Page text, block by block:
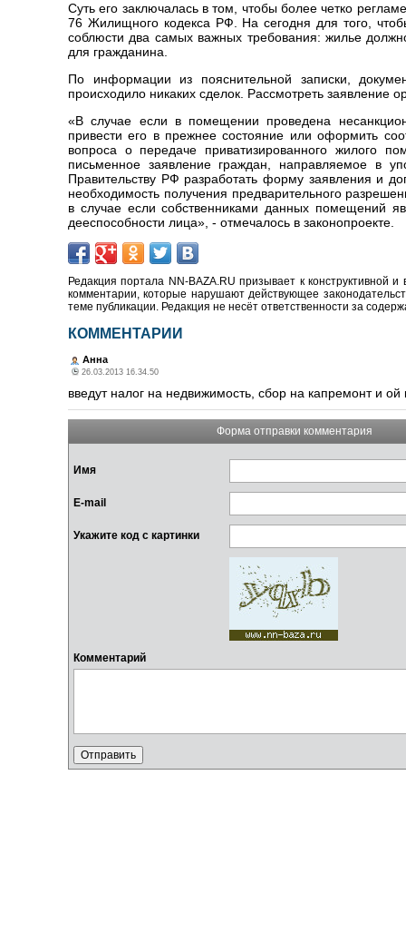
Суть его заключалась в том, чтобы более четко
76 Жилищного кодекса РФ. На сегодня для того,
соблюсти два самых важных требования: жилье
для гражданина.
По информации из пояснительной записки,
происходило никаких сделок. Рассмотреть заявление
«В случае если в помещении проведена
привести его в прежнее состояние или оформить
вопроса о передаче приватизированного жилого
письменное заявление граждан, направляемое в
Правительству РФ разработать форму заявления и
необходимость получения предварительного
в случае если собственниками данных помещений
дееспособности лица», - отмечалось в законопроекте.
Редакция портала NN-BAZA.RU призывает к конструктивной
комментарии, которые нарушают действующее
теме публикации. Редакция не несёт ответственности за
КОММЕНТАРИИ
Анна
26.03.2013 16.34.50
введут налог на недвижимость, сбор на капремонт и ой
Форма отправки комментария
Имя
E-mail
Укажите код с картинки
Комментарий